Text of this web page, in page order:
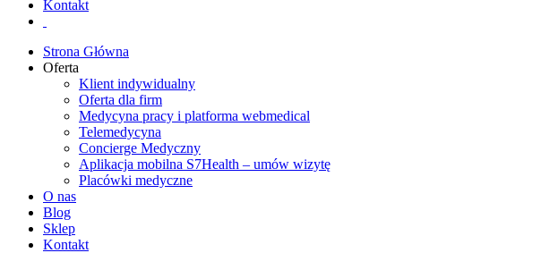
Kontakt
Strona Główna
Oferta
Klient indywidualny
Oferta dla firm
Medycyna pracy i platforma webmedical
Telemedycyna
Concierge Medyczny
Aplikacja mobilna S7Health – umów wizytę
Placówki medyczne
O nas
Blog
Sklep
Kontakt